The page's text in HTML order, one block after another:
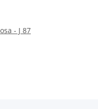
- J 87